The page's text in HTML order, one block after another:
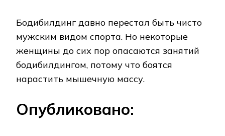
Бодибилдинг давно перестал быть чисто
мужским видом спорта. Но некоторые
женщины до сих пор опасаются занятий
бодибилдингом, потому что боятся
нарастить мышечную массу.
Опубликовано: